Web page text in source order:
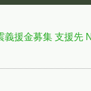
義援金募集 支援先